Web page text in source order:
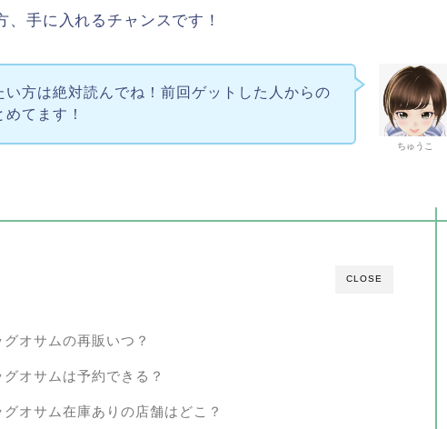
手に入れるチャンスです！
ちゅうこ
い方は絶対読んでね！前回ゲットした人からの
てます！
CLOSE
オサムの再販いつ？
オサムは予約できる？
グオサム在庫ありの店舗はどこ？